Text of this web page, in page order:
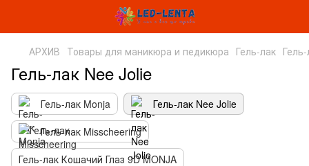
АРХИВ Товары для маникюра и педикюра Гель-лак
Гель-лак Nee Jolie
Гель-лак Monja
Гель-лак Nee Jolie
Гель-лак Misscheering
Гель-лак Кошачий Глаз 9D MONJA